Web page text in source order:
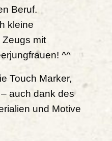
Beruf.
kleine
Zeugs mit
^^
Touch Marker,
auch dank des
und Motive